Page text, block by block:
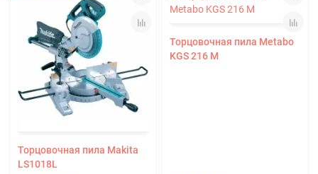
Торцовочная пила Makita
LS1018L
Торцовочная пила Metabo
KGS 216 M